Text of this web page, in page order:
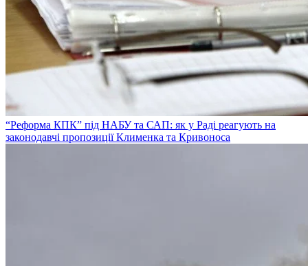
“Реформа КПК” під НАБУ та САП: як у Раді реагують на
законодавчі пропозиції Клименка та Кривоноса